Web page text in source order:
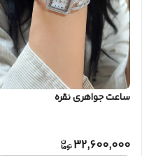
ساعت جواهری نقره
32,600,000